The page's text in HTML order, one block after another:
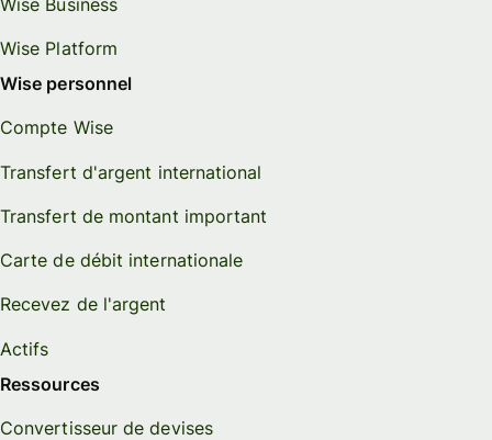
Wise Business
Wise Platform
Wise personnel
Compte Wise
Transfert d'argent international
Transfert de montant important
Carte de débit internationale
Recevez de l'argent
Actifs
Ressources
Convertisseur de devises